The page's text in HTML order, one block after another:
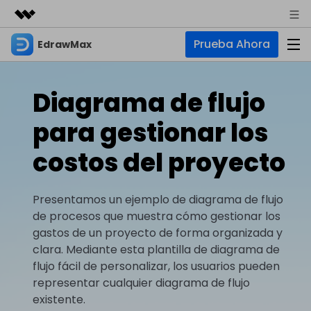
Productos destacados
Utilidades
Resumen
Soluciones
Quiénes somos
Sala de prensa
Soporte
EdrawMax Prueba Ahora
EdrawMax
Software de diagramas integral
EdrawMax Online
¿Necesitas la versión en línea? Haz clic aquí
EdrawMind
Mapas mentales y lluvia de ideas
Para diagramas
Diagrama de flujo Hot
Plano de planta Nuevo
Diagrama P&ID
Diagrama UML
Para mapas mentales
Mapa mental
Diagrama de IA Hot
Nuevo
Diagrama de flujo de IA
PowerPoint de IA
Recursos
Blog
Artículos
Tendencia
Soporte
Guía
Descubre cómo aprovechar nuestras herramientas.
Negocios
Diagrama de flujo
para gestionar los
costos del proyecto
Presentamos un ejemplo de diagrama de flujo
de procesos que muestra cómo gestionar los
gastos de un proyecto de forma organizada y
clara. Mediante esta plantilla de diagrama de
flujo fácil de personalizar, los usuarios pueden
representar cualquier diagrama de flujo
existente.